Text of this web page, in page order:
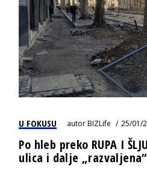
U FOKUSU autorBIZLife 25/01/
Po hleb preko RUPA I
ulica i dalje „razvaljena“